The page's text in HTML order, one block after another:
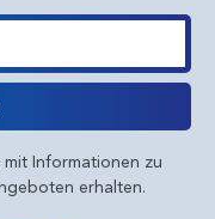
Informationen zu
erhalten.